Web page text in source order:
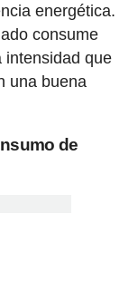
energética.
consume
intensidad que
una buena
de